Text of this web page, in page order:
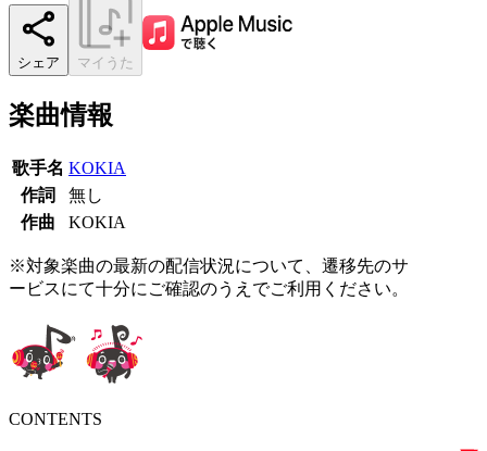
シェア マイうた
楽曲情報
歌手名 KOKIA
作詞
無し
作曲
KOKIA
※対象楽曲の最新の配信状況について、遷移先のサ
ービスにて十分にご確認のうえでご利用ください。
CONTENTS